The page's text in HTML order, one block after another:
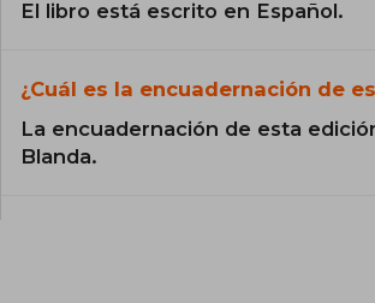
El libro está escrito en Español.
¿Cuál es la encuadernación de
La encuadernación de esta
Blanda.